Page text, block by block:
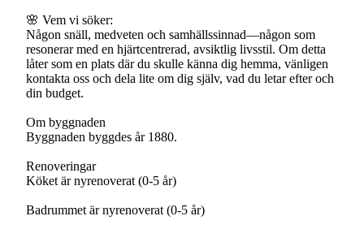
🌸 Vem vi söker:
Någon snäll, medveten och samhällssinnad—någon som
resonerar med en hjärtcentrerad, avsiktlig livsstil. Om detta
låter som en plats där du skulle känna dig hemma, vänligen
kontakta oss och dela lite om dig själv, vad du letar efter och
din budget.
Om byggnaden
Byggnaden byggdes år 1880.
Renoveringar
Köket är nyrenoverat (0-5 år)